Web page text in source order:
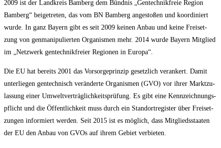
2009 ist der Land­kreis Bam­berg dem Bünd­nis „Gen­tech­nik­freie Regi­on
Bam­berg“ bei­getre­ten, das vom BN Bam­berg ange­sto­ßen und koor­di­niert
wur­de. In ganz Bay­ern gibt es seit 2009 kei­nen Anbau und kei­ne Frei­set­
zung von gen­ma­ni­pu­lier­ten Orga­nis­men mehr. 2014 wur­de Bay­ern Mit­glied
im „Netz­werk gen­tech­nik­frei­er Regio­nen in Europa“.
Die EU hat bereits 2001 das Vor­sor­ge­prin­zip gesetz­lich ver­an­kert. Damit
unter­lie­gen gen­tech­nisch ver­än­der­te Orga­nis­men (GVO) vor ihrer Markt­zu­
las­sung einer Umwelt­ver­träg­lich­keits­prü­fung. Es gibt eine Kenn­zeich­nungs­
pflicht und die Öffent­lich­keit muss durch ein Stand­ort­re­gis­ter über Frei­set­
zun­gen infor­miert wer­den. Seit 2015 ist es mög­lich, dass Mit­glieds­staa­ten
der EU den Anbau von GVOs auf ihrem Gebiet verbieten.